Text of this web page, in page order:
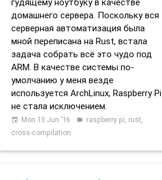
домашнего сервера. Поскольку вся
серверная автоматизация была
мной переписана на Rust, встала
задача собрать всё это чудо под
ARM. В качестве системы по-
умолчанию у меня везде
используется ArchLinux, Raspberry Pi
не стала исключением.
event Mon 13 Jun '16 label raspberry pi, rust,
cross-compilation